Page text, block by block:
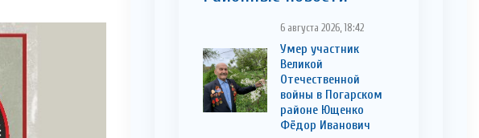
6 августа 2026, 18:42
Умер участник
Великой
Отечественной
войны в Погарском
районе Ющенко
Фёдор Иванович